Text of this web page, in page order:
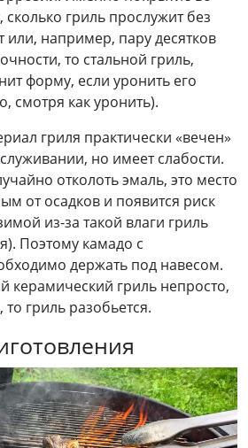
гриль прослужит без
или, например, пару десятков
то стальной гриль,
форму, если уронить его
смотря как уронить).
гриля практически «вечен»
но имеет слабости.
отколоть эмаль, это место
от осадков и появится риск
из-за такой влаги гриль
Поэтому камадо с
держать под навесом.
керамический гриль непросто,
то гриль разобьется.